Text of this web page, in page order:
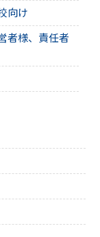
向け
者様、責任者